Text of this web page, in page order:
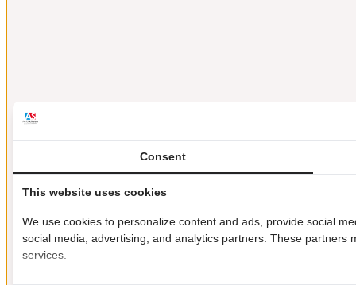
Consent
This website uses cookies
We use cookies to personalize content and ads, provide social
social media, advertising, and analytics partners. These
services.